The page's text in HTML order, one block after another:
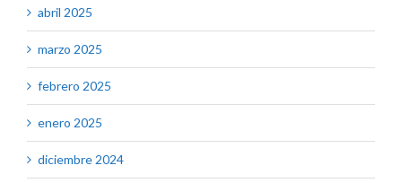
abril 2025
marzo 2025
febrero 2025
enero 2025
diciembre 2024